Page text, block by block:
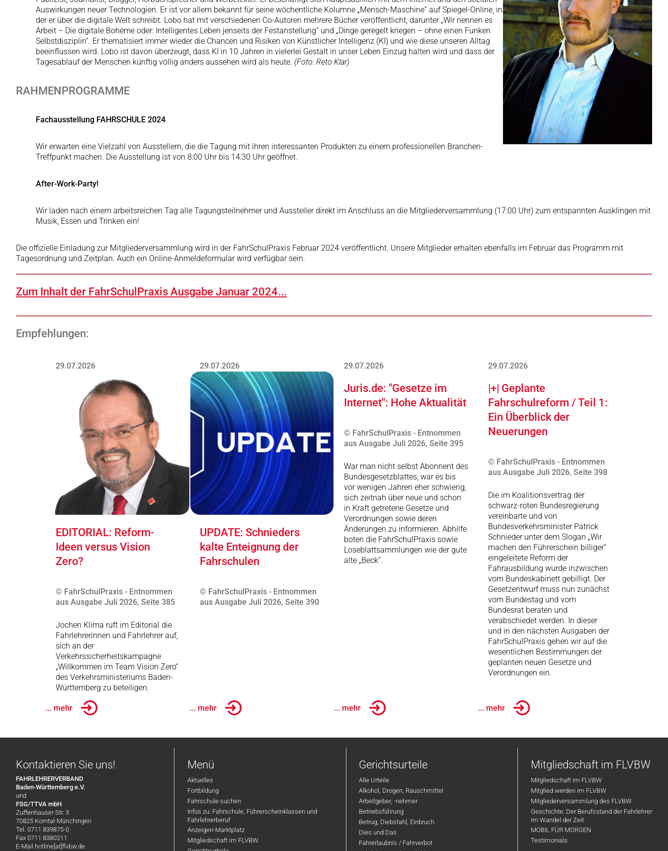
Auswirkungen neuer Technologien. Er ist vor allem bekannt für seine wöchentliche Kolumne „Mensch-Maschine” auf Spiegel-Online, in
der er über die digitale Welt schreibt. Lobo hat mit verschiedenen Co-Autoren mehrere Bücher veröffentlicht, darunter „Wir nennen es
Arbeit – Die digitale Bohème oder: Intelligentes Leben jenseits der Festanstellung” und „Dinge geregelt kriegen – ohne einen Funken
Selbstdisziplin“. Er thematisiert immer wieder die Chancen und Risiken von Künstlicher Intelligenz (KI) und wie diese unseren Alltag
beeinflussen wird. Lobo ist davon überzeugt, dass KI in 10 Jahren in vielerlei Gestalt in unser Leben Einzug halten wird und dass der
Tagesablauf der Menschen künftig völlig anders aussehen wird als heute. (Foto: Reto Klar)
RAHMENPROGRAMME
Fachausstellung FAHRSCHULE 2024
Wir erwarten eine Vielzahl von Ausstellern, die die Tagung mit ihren interessanten Produkten zu einem professionellen Branchen-
Treffpunkt machen. Die Ausstellung ist von 8:00 Uhr bis 14:30 Uhr geöffnet.
After-Work-Party!
Wir laden nach einem arbeitsreichen Tag alle Tagungsteilnehmer und Aussteller direkt im Anschluss an die Mitgliederversammlung (17:00 Uhr) zum entspannten Ausklingen mit
Musik, Essen und Trinken ein!
Die offizielle Einladung zur Mitgliederversammlung wird in der FahrSchulPraxis Februar 2024 veröffentlicht. Unsere Mitglieder erhalten ebenfalls im Februar das Programm mit
Tagesordnung und Zeitplan. Auch ein Online-Anmeldeformular wird verfügbar sein.
Zum Inhalt der FahrSchulPraxis Ausgabe Januar 2024...
Empfehlungen:
29.07.2026
EDITORIAL: Reform-
Ideen versus Vision
Zero?
© FahrSchulPraxis - Entnommen
aus Ausgabe Juli 2026, Seite 385
Jochen Klima ruft im Editorial die
Fahrlehrerinnen und Fahrlehrer auf,
sich an der
Verkehrssicherheitskampagne
„Willkommen im Team Vision Zero“
des Verkehrsministeriums Baden-
Württemberg zu beteiligen.
... mehr
29.07.2026
UPDATE: Schnieders
kalte Enteignung der
Fahrschulen
© FahrSchulPraxis - Entnommen
aus Ausgabe Juli 2026, Seite 390
... mehr
29.07.2026
Juris.de: "Gesetze im
Internet": Hohe Aktualität
© FahrSchulPraxis - Entnommen
aus Ausgabe Juli 2026, Seite 395
War man nicht selbst Abonnent des
Bundesgesetzblattes, war es bis
vor wenigen Jahren eher schwierig,
sich zeitnah über neue und schon
in Kraft getretene Gesetze und
Verordnungen sowie deren
Änderungen zu informieren. Abhilfe
boten die FahrSchulPraxis sowie
Loseblattsammlungen wie der gute
alte „Beck“.
... mehr
29.07.2026
|+| Geplante
Fahrschulreform / Teil 1:
Ein Überblick der
Neuerungen
© FahrSchulPraxis - Entnommen
aus Ausgabe Juli 2026, Seite 398
Die im Koalitionsvertrag der
schwarz-roten Bundesregierung
vereinbarte und von
Bundesverkehrsminister Patrick
Schnieder unter dem Slogan „Wir
machen den Führerschein billiger“
eingeleitete Reform der
Fahrausbildung wurde inzwischen
vom Bundeskabinett gebilligt. Der
Gesetzentwurf muss nun zunächst
vom Bundestag und vom
Bundesrat beraten und
verabschiedet werden. In dieser
und in den nächsten Ausgaben der
FahrSchulPraxis gehen wir auf die
wesentlichen Bestimmungen der
geplanten neuen Gesetze und
Verordnungen ein.
... mehr
Kontaktieren Sie uns!
FAHRLEHRERVERBAND
Baden-Württemberg e.V.
und
FSG/TTVA mbH
Zuffenhauser Str. 3
70825 Korntal-Münchingen
Tel. 0711 839875-0
Fax 0711 8380211
E-Mail hotline[at]flvbw.de
Menü
Aktuelles
Fortbildung
Fahrschule suchen
Infos zu: Fahrschule, Führerscheinklassen und
Fahrlehrerberuf
Anzeigen-Marktplatz
Mitgliedschaft im FLVBW
Gerichtsurteile
Alle Urteile
Alkohol, Drogen, Rauschmittel
Arbeitgeber, -nehmer
Betriebsführung
Betrug, Diebstahl, Einbruch
Dies und Das
Fahrerlaubnis / Fahrverbot
Mitgliedschaft im FLVBW
Mitgliedschaft im FLVBW
Mitglied werden im FLVBW
Mitgliederversammlung des FLVBW
Geschichte: Der Berufsstand der Fahrlehrer
im Wandel der Zeit
MOBIL FÜR MORGEN
Testimonials